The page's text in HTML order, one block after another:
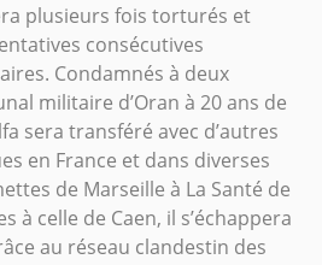
plusieurs fois torturés et
consécutives
Condamnés à deux
militaire d’Oran à 20 ans de
sera transféré avec d’autres
en France et dans diverses
de Marseille à La Santé de
à celle de Caen, il s’échappera
au réseau clandestin des